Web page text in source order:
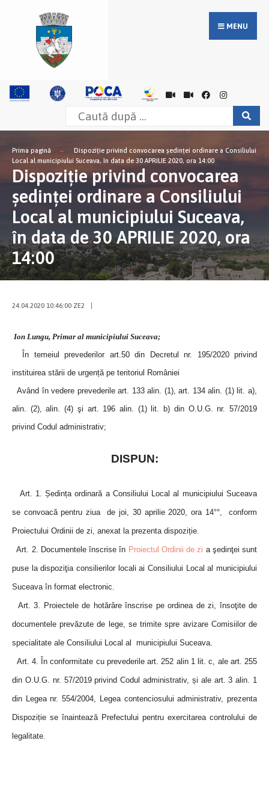
MENU
Prima pagină
Dispoziţie privind convocarea şedinţei ordinare a Consiliului
Local al municipiului Suceava, în data de 30 APRILIE 2020, ora 14:00
Dispoziţie privind convocarea
şedinţei ordinare a Consiliului
Local al municipiului Suceava,
în data de 30 APRILIE 2020, ora
14:00
24.04.2020 10:46:00 ZE2
Ion Lungu, Primar al municipiului Suceava;
În temeiul prevederilor art.50 din Decretul nr. 195/2020 privind
instituirea stării de urgență pe teritoriul României
Având în vedere prevederile art. 133 alin. (1), art. 134 alin. (1) lit. a),
alin. (2), alin. (4) şi art. 196 alin. (1) lit. b) din O.U.G. nr. 57/2019
privind Codul administrativ;
DISPUN:
Art. 1. Ședința ordinară a Consiliului Local al municipiului Suceava
se convoacă pentru ziua de joi, 30 aprilie 2020, ora 14°°, conform
Proiectului Ordinii de zi, anexat la prezenta dispoziție.
Art. 2. Documentele înscrise în Proiectul Ordinii de zi a şedinţei sunt
puse la dispoziţia consilierilor locali ai Consiliului Local al municipiului
Suceava în format electronic.
Art. 3. Proiectele de hotărâre înscrise pe ordinea de zi, însoţite de
documentele prevăzute de lege, se trimite spre avizare Comisiilor de
specialitate ale Consiliului Local al municipiului Suceava.
Art. 4. În conformitate cu prevederile art. 252 alin 1 lit. c, ale art. 255
din O.U.G. nr. 57/2019 privind Codul administrativ, și ale art. 3 alin. 1
din Legea nr. 554/2004, Legea contenciosului administrativ, prezenta
Dispoziție se înaintează Prefectului pentru exercitarea controlului de
legalitate.